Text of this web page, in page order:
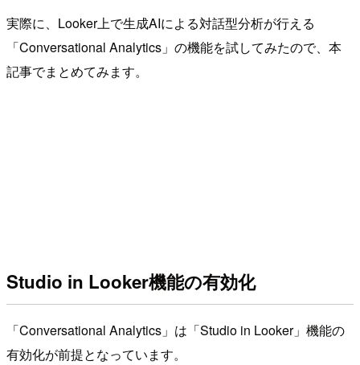
実際に、Looker上で生成AIによる対話型分析が行える
「Conversational Analytics」の機能を試してみたので、本
記事でまとめてみます。
Studio in Looker機能の有効化
「Conversational Analytics」は「Studio in Looker」機能の
有効化が前提となっています。